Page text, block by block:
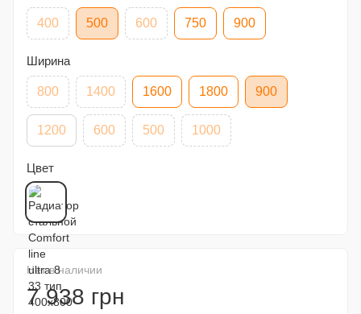
400 500 600 750 900
Ширина
800 1400 1600 1800 900
1200 600 500 1000
Цвет
Нет в наличии
7 938 грн